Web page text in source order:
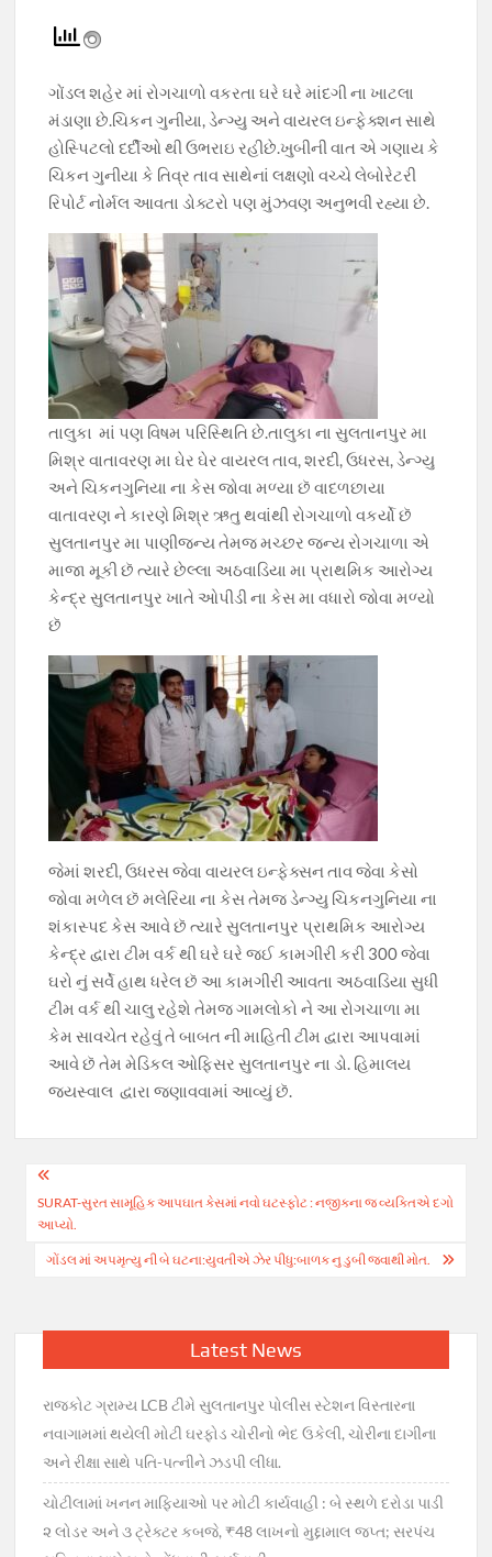
e
b
o
o
k
s
A
p
p
gr
a
m
er y
Li
n
k
ગોંડલ શહેર માં રોગચાળો વકરતા ઘરે ઘરે માંદગી ના ખાટલા
મંડાણા છે.ચિકન ગુનીયા, ડેન્ગ્યુ અને વાયરલ ઇન્ફેક્શન સાથે
હોસ્પિટલો દર્દીઓ થી ઉભરાઇ રહીછે.ખુબીની વાત એ ગણાય કે
ચિકન ગુનીયા કે તિવ્ર તાવ સાથેનાં લક્ષણો વચ્ચે લેબોરેટરી
રિપોર્ટ નોર્મલ આવતા ડોક્ટરો પણ મુંઝવણ અનુભવી રહ્યા છે.
તાલુકા માં પણ વિષમ પરિસ્થિતિ છે.તાલુકા ના સુલતાનપુર મા
મિશ્ર વાતાવરણ મા ઘેર ઘેર વાયરલ તાવ, શરદી, ઉધરસ, ડેન્ગ્યુ
અને ચિકનગુનિયા ના કેસ જોવા મળ્યા છૅ વાદળછાયા
વાતાવરણ ને કારણે મિશ્ર ઋતુ થવાંથી રોગચાળો વકર્યો છૅ
સુલતાનપુર મા પાણીજન્ય તેમજ મચ્છર જન્ય રોગચાળા એ
માજા મૂકી છૅ ત્યારે છેલ્લા અઠવાડિયા મા પ્રાથમિક આરોગ્ય
કેન્દ્ર સુલતાનપુર ખાતે ઓપીડી ના કેસ મા વધારો જોવા મળ્યો
છૅ
જેમાં શરદી, ઉધરસ જેવા વાયરલ ઇન્ફેક્સન તાવ જેવા કેસો
જોવા મળેલ છૅ મલેરિયા ના કેસ તેમજ ડેન્ગ્યુ ચિકનગુનિયા ના
શંકાસ્પદ કેસ આવે છૅ ત્યારે સુલતાનપુર પ્રાથમિક આરોગ્ય
કેન્દ્ર દ્વારા ટીમ વર્ક થી ઘરે ઘરે જઈ કામગીરી કરી 300 જેવા
ઘરો નું સર્વે હાથ ધરેલ છૅ આ કામગીરી આવતા અઠવાડિયા સુધી
ટીમ વર્ક થી ચાલુ રહેશે તેમજ ગામલોકો ને આ રોગચાળા મા
કેમ સાવચેત રહેવું તે બાબત ની માહિતી ટીમ દ્વારા આપવામાં
આવે છૅ તેમ મેડિકલ ઓફિસર સુલતાનપુર ના ડો. હિમાલય
જયસ્વાલ દ્વારા જણાવવામાં આવ્યું છૅ.
Post
navigation
SURAT-સુરત સામૂહિક આપઘાત કેસમાં નવો ઘટસ્ફોટ : નજીકના જ વ્યક્તિએ દગો
આપ્યો.
ગોંડલ માં અપમૃત્યુ ની બે ઘટના:યુવતીએ ઝેર પીધુ:બાળક નુ ડુબી જવાથી મોત.
Latest News
રાજકોટ ગ્રામ્ય LCB ટીમે સુલતાનપુર પોલીસ સ્ટેશન વિસ્તારના
નવાગામમાં થયેલી મોટી ઘરફોડ ચોરીનો ભેદ ઉકેલી, ચોરીના દાગીના
અને રીક્ષા સાથે પતિ-પત્નીને ઝડપી લીધા.
ચોટીલામાં ખનન માફિયાઓ પર મોટી કાર્યવાહી : બે સ્થળે દરોડા પાડી
૨ લોડર અને ૩ ટ્રેક્ટર કબજે, ₹48 લાખનો મુદ્દામાલ જપ્ત; સરપંચ